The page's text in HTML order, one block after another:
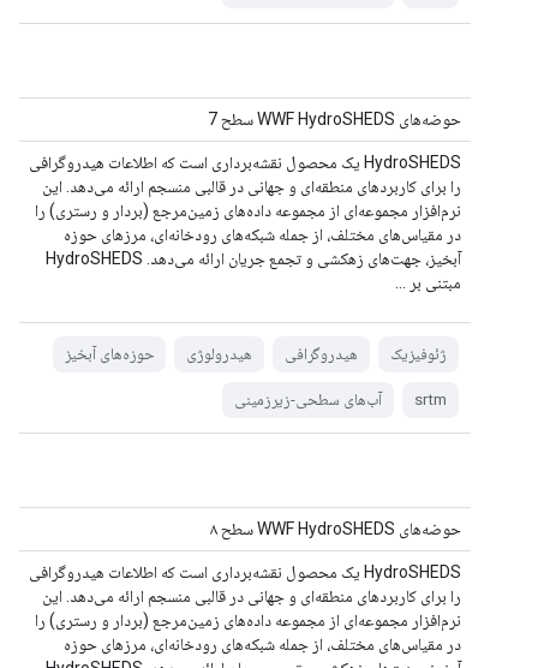
حوضه‌های WWF HydroSHEDS سطح 7
HydroSHEDS یک محصول نقشه‌برداری است که اطلاعات هیدروگرافی
را برای کاربردهای منطقه‌ای و جهانی در قالبی منسجم ارائه می‌دهد. این
نرم‌افزار مجموعه‌ای از مجموعه داده‌های زمین‌مرجع (بردار و رستری) را
در مقیاس‌های مختلف، از جمله شبکه‌های رودخانه‌ای، مرزهای حوزه
آبخیز، جهت‌های زهکشی و تجمع جریان ارائه می‌دهد. HydroSHEDS
مبتنی بر ...
ژئوفیزیک هیدروگرافی هیدرولوژی حوزه‌های آبخیز
srtm آب‌های سطحی-زیرزمینی
حوضه‌های WWF HydroSHEDS سطح ۸
HydroSHEDS یک محصول نقشه‌برداری است که اطلاعات هیدروگرافی
را برای کاربردهای منطقه‌ای و جهانی در قالبی منسجم ارائه می‌دهد. این
نرم‌افزار مجموعه‌ای از مجموعه داده‌های زمین‌مرجع (بردار و رستری) را
در مقیاس‌های مختلف، از جمله شبکه‌های رودخانه‌ای، مرزهای حوزه